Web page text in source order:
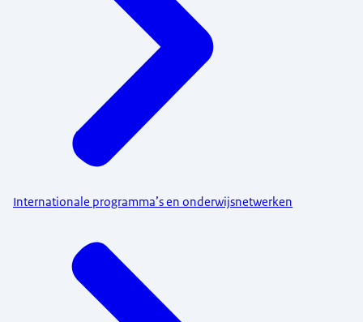
Internationale programma’s en onderwijsnetwerken